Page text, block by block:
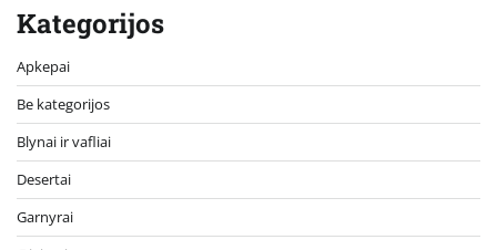
Kategorijos
Apkepai
Be kategorijos
Blynai ir vafliai
Desertai
Garnyrai